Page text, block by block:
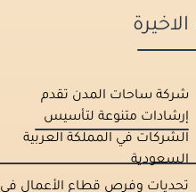
شركة ساحات المدن تقدم
إرشادات متنوعة لتأسيس
الشركات في المملكة العربية
السعودية
تحديات وفرص قطاع الأعمال في